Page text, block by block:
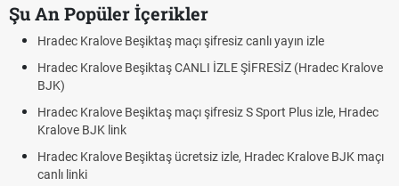
Şu An Popüler İçerikler
Kralove Beşiktaş maçı şifresiz canlı yayın izle
Kralove Beşiktaş CANLI İZLE ŞİFRESİZ (Hradec Kralove
Kralove Beşiktaş maçı şifresiz S Sport Plus izle, Hradec
BJK link
Kralove Beşiktaş ücretsiz izle, Hradec Kralove BJK maçı
linki